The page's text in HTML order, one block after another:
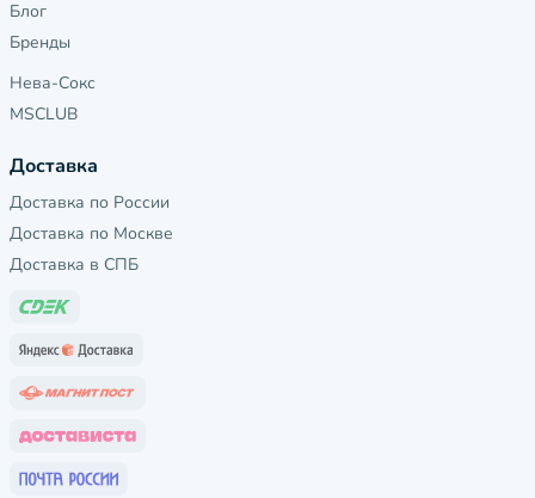
Блог
Бренды
Нева-Сокс
MSCLUB
Доставка
Доставка по России
Доставка по Москве
Доставка в СПБ